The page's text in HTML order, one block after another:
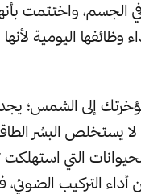
الجسم، واختتمت
وظائفها اليومية
إلى الشمس؛
لا يستخلص البشر
التي استهلكت
التركيب الضوئي،